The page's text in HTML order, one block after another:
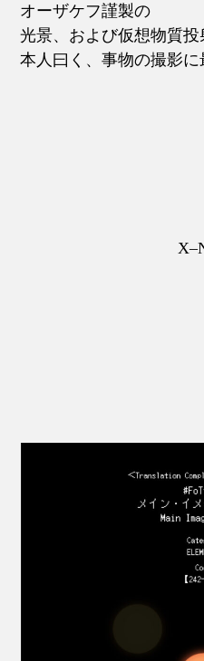
オーザケフ謹製の
光景、および仮想物質投
本人曰く、事物の撮影に